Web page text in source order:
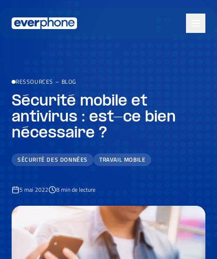
RESSOURCES – BLOG
Sécurité mobile et
antivirus : est-ce bien
nécessaire ?
SÉCURITÉ DES DONNÉES TRAVAIL MOBILE
5 mai 2022 8min de lecture